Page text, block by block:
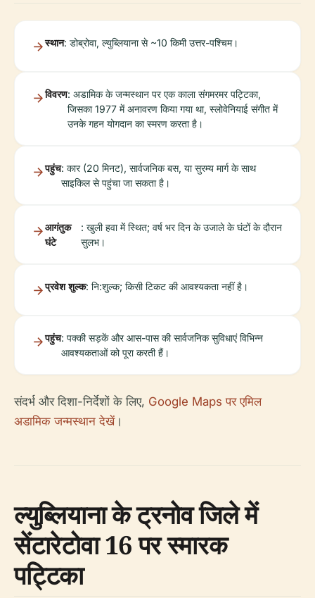
स्थान: डोब्रोवा, ल्युब्लियाना से ~10 किमी उत्तर-पश्चिम।
विवरण: अडामिक के जन्मस्थान पर एक काला संगमरमर पट्टिका,
जिसका 1977 में अनावरण किया गया था, स्लोवेनियाई संगीत में
उनके गहन योगदान का स्मरण करता है।
पहुंच: कार (20 मिनट), सार्वजनिक बस, या सुरम्य मार्ग के साथ
साइकिल से पहुंचा जा सकता है।
आगंतुक
घंटे
: खुली हवा में स्थित; वर्ष भर दिन के उजाले के घंटों के दौरान
सुलभ।
प्रवेश शुल्क: नि:शुल्क; किसी टिकट की आवश्यकता नहीं है।
पहुंच: पक्की सड़कें और आस-पास की सार्वजनिक सुविधाएं विभिन्न
आवश्यकताओं को पूरा करती हैं।
संदर्भ और दिशा-निर्देशों के लिए, Google Maps पर एमिल
अडामिक जन्मस्थान देखें।
ल्युब्लियाना के ट्रनोव जिले में
सेंटारेटोवा 16 पर स्मारक
पट्टिका